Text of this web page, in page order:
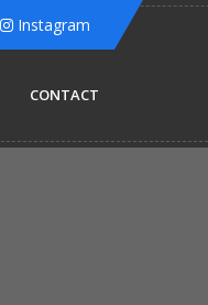
Instagram
CONTACT